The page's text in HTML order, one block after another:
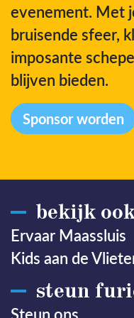
evenement. Met
bruisende sfeer,
imposante
blijven bieden.
Sponsor worden
bekijk
Ervaar Maassluis
Kids aan de
steun